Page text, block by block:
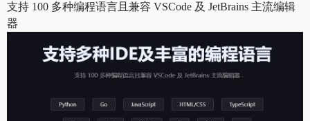
支持 100 多种编程语言且兼容 VSCode 及 JetBrains 主流编辑
器